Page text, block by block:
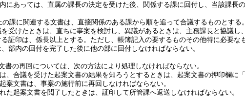
にあっては、直属の課長の決定を受けた後、関係する課に回付し、当該課長
の課に関連する文書は、直接関係のある課から順を追って合議するものとする。
受けたときは、直ちに事案を検討し、異議があるときは、主務課長と協議し
証印は、係長以上とする。 ただし、帳簿記入の要するものその他特に必要な
部内の回付を完了した後に他の部に回付しなければならない。
書の再回については、次の方法により処理しなければならない。
、合議を受けた起案文書の結果を知ろうとするときは、起案文書の押印欄に
案文書は、事案の施行前に再回しなければならない。
た起案文書を閲了したときは、証印して所管課へ返送しなければならない。